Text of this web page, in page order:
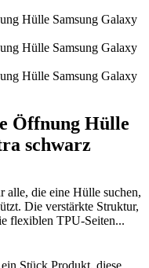
Öffnung Hülle
schwarz
alle, die eine Hülle suchen,
Die verstärkte Struktur,
flexiblen TPU-Seiten...
Stück Produkt, diese